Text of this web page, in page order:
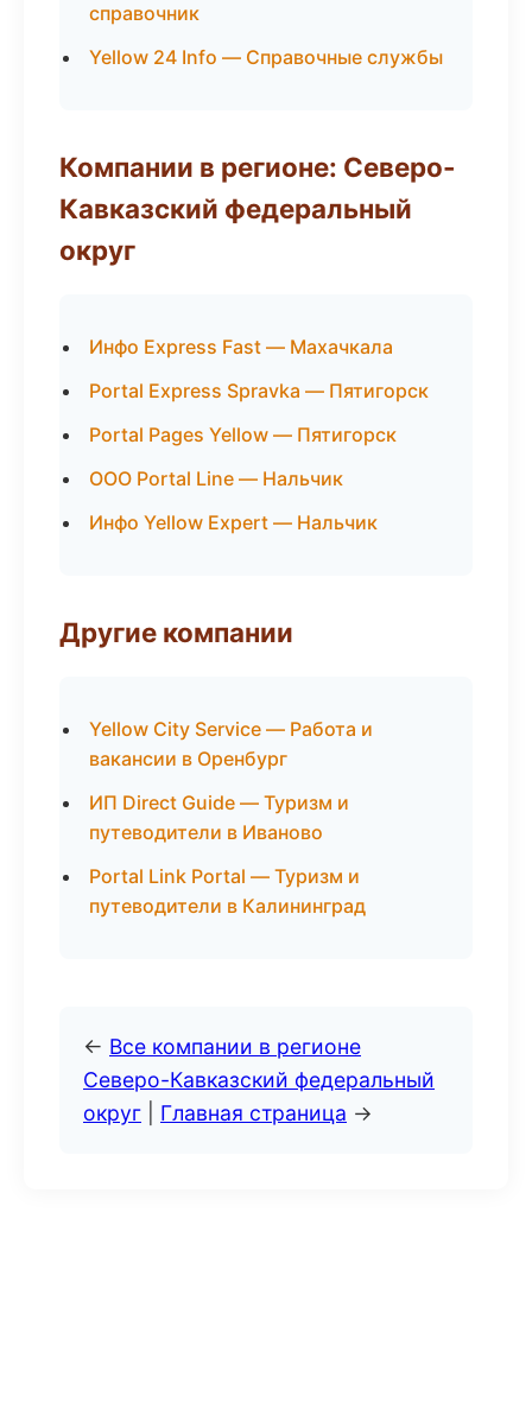
справочник
Yellow 24 Info — Справочные службы
Компании в регионе: Северо-
Кавказский федеральный
округ
Инфо Express Fast — Махачкала
Portal Express Spravka — Пятигорск
Portal Pages Yellow — Пятигорск
ООО Portal Line — Нальчик
Инфо Yellow Expert — Нальчик
Другие компании
Yellow City Service — Работа и
вакансии в Оренбург
ИП Direct Guide — Туризм и
путеводители в Иваново
Portal Link Portal — Туризм и
путеводители в Калининград
← Все компании в регионе
Северо-Кавказский федеральный
округ
Главная страница →